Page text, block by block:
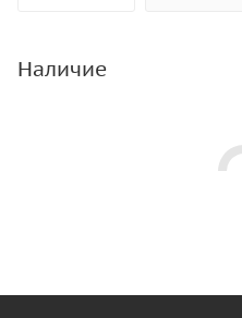
Наличие